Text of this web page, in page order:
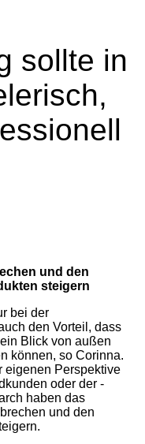
sollte in
und den
steigern
bei der
den Vorteil, dass
Blick von außen
können, so Corinna.
eigenen Perspektive
oder der -
haben das
und den